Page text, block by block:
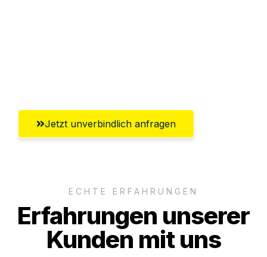
Jetzt unverbindlich anfragen
ECHTE ERFAHRUNGEN
Erfahrungen unserer
Kunden mit uns